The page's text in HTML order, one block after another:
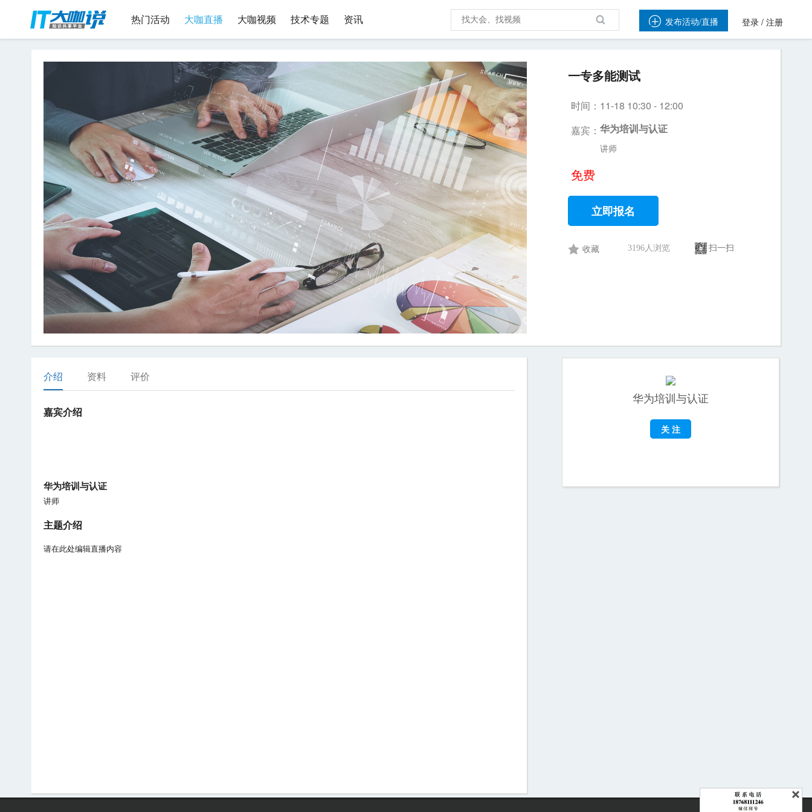
热门活动 大咖直播 大咖视频 技术专题 资讯  发布活动/直播 登录 / 注册
一专多能测试
时间：11-18 10:30 - 12:00
嘉宾： 华为培训与认证
讲师
免费
立即报名
收藏 3196人浏览 扫一扫
介绍 资料 评价
嘉宾介绍
华为培训与认证
讲师
主题介绍
请在此处编辑直播内容
华为培训与认证
关 注